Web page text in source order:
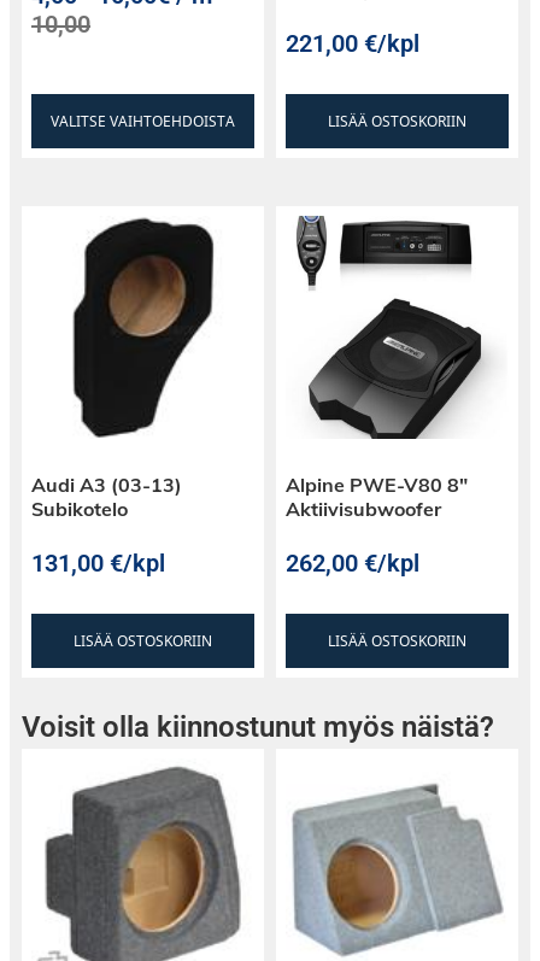
10,00
VALITSE VAIHTOEHDOISTA
221,00€/kpl
LISÄÄ OSTOSKORIIN
Audi A3 (03-13)
Subikotelo
131,00€/kpl
LISÄÄ OSTOSKORIIN
Alpine PWE-V80 8″
Aktiivisubwoofer
262,00€/kpl
LISÄÄ OSTOSKORIIN
Voisit olla kiinnostunut myös näistä?